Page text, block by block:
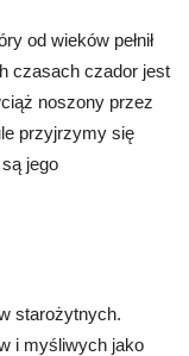
od wieków pełnił
czasach czador jest
noszony przez
przyjrzymy się
jego
starożytnych.
i myśliwych jako